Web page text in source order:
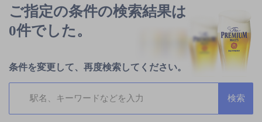
ご指定の条件の検索結果は
0件でした。
条件を変更して、再度検索してください。